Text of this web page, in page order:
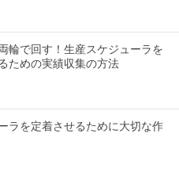
輪で回す！生産スケジューラを
ための実績収集の方法
ラを定着させるために大切な作